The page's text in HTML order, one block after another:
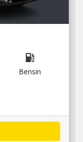
local_gas_station
Bensin